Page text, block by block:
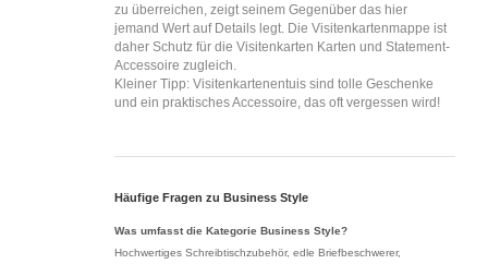
zu überreichen, zeigt seinem Gegenüber das hier
jemand Wert auf Details legt. Die Visitenkartenmappe ist
daher Schutz für die Visitenkarten Karten und Statement-
Accessoire zugleich.
Kleiner Tipp: Visitenkartenentuis sind tolle Geschenke
und ein praktisches Accessoire, das oft vergessen wird!
Häufige Fragen zu Business Style
Was umfasst die Kategorie Business Style?
Hochwertiges Schreibtischzubehör, edle Briefbeschwerer,